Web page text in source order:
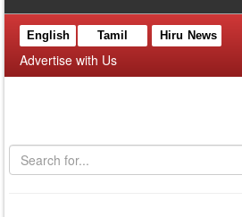
English Tamil Hiru News
Advertise with Us